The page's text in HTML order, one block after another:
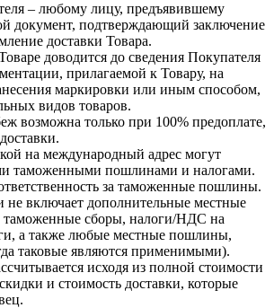
– любому лицу, предъявившему
документ, подтверждающий заключение
доставки Товара.
доводится до сведения Покупателя
прилагаемой к Товару, на
маркировки или иным способом,
видов товаров.
возможна только при 100% предоплате,
на международный адрес могут
таможенными пошлинами и налогами.
за таможенные пошлины.
не включает дополнительные местные
сборы, налоги/НДС на
а также любые местные пошлины,
таковые являются применимыми).
исходя из полной стоимости
и стоимость доставки, которые